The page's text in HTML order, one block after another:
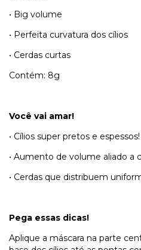
• Big volume
• Perfeita curvatura dos cílios
• Cerdas curtas
Contém: 8g
Você vai amar!
• Cílios super pretos e espessos!
• Aumento de volume aliado a
• Cerdas que distribuem
Pega essas dicas!
Aplique a máscara na parte